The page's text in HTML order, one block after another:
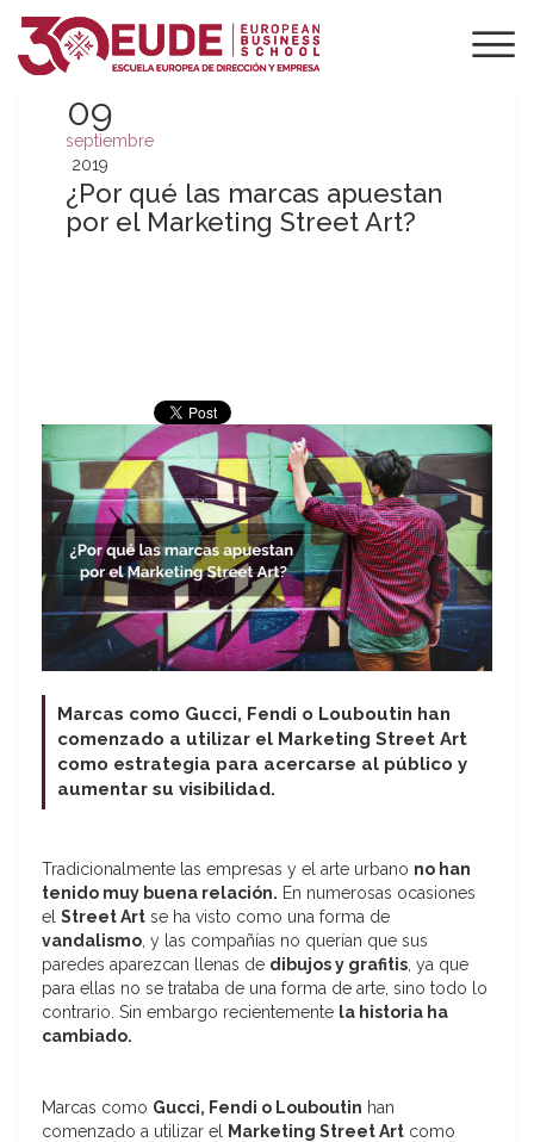
09
septiembre
2019
¿Por qué las marcas apuestan
por el Marketing Street Art?
Marcas como Gucci, Fendi o Louboutin han
comenzado a utilizar el Marketing Street Art
como estrategia para acercarse al público y
aumentar su visibilidad.
Tradicionalmente las empresas y el arte urbano no han
tenido muy buena relación. En numerosas ocasiones
el Street Art se ha visto como una forma de
vandalismo , y las compañías no querían que sus
paredes aparezcan llenas de dibujos y grafitis , ya que
para ellas no se trataba de una forma de arte, sino todo lo
contrario. Sin embargo recientemente la historia ha
cambiado.
Marcas como Gucci, Fendi o Louboutin han
comenzado a utilizar el
Marketing Street Art como